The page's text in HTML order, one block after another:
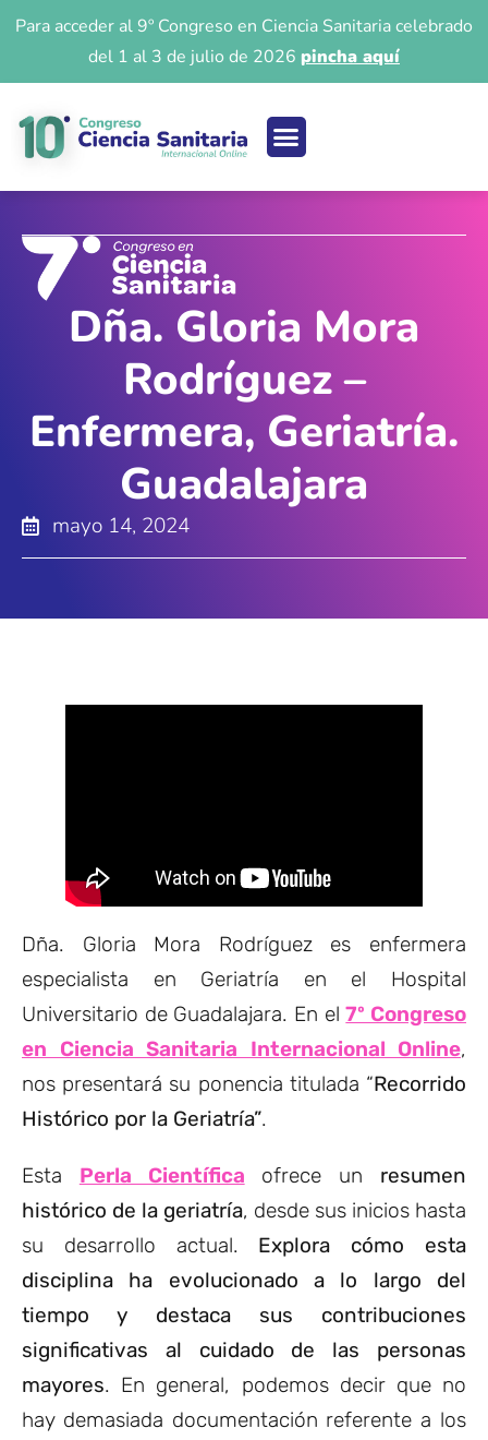
Para acceder al 9º Congreso en Ciencia Sanitaria celebrado
del 1 al 3 de julio de 2026 pincha aquí
Dña. Gloria Mora
Rodríguez –
Enfermera, Geriatría.
Guadalajara
mayo 14, 2024
Dña. Gloria Mora Rodríguez es enfermera
especialista en Geriatría en el Hospital
Universitario de Guadalajara. En el7º Congreso
en Ciencia Sanitaria Internacional Online,
nos presentará su ponencia titulada “Recorrido
Histórico por la Geriatría”.
Esta Perla Científica ofrece un resumen
histórico de la geriatría, desde sus inicios hasta
su desarrollo actual. Explora cómo esta
disciplina ha evolucionado a lo largo del
tiempo y destaca sus contribuciones
significativas al cuidado de las personas
mayores. En general, podemos decir que no
hay demasiada documentación referente a los